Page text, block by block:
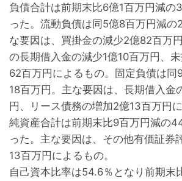
負債合計は前期末比6億1百万円減の
った。流動負債は同5億8百万円減の
な要因は、買掛金の減少2億82百万
の長期借入金の減少1億10百万円、
62百万円によるもの。固定負債は同
18百万円。主な要因は、長期借入金
円、リース債務の増加2億13百万円に
純資産合計は前期末比9百万円減の
った。主な要因は、その他有価証券
13百万円によるもの。
自己資本比率は54.6％となり前期末